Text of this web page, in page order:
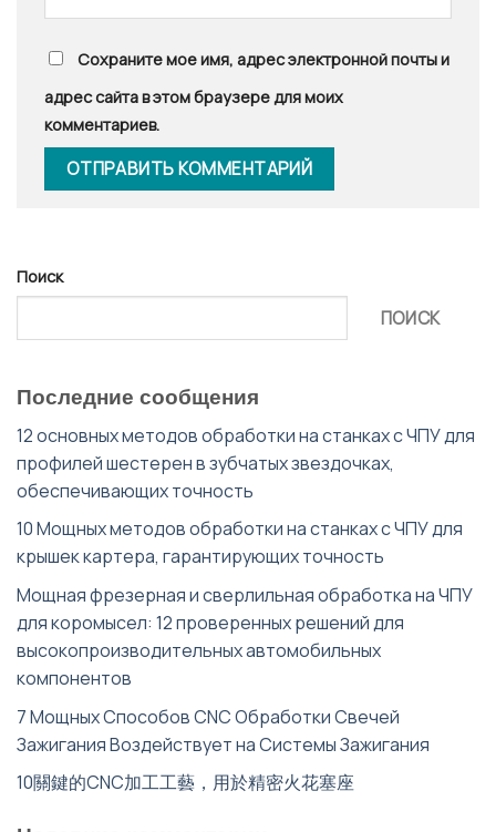
Сохраните мое имя, адрес электронной почты и
адрес сайта в этом браузере для моих
комментариев.
Поиск
ПОИСК
Последние сообщения
12 основных методов обработки на станках с ЧПУ для
профилей шестерен в зубчатых звездочках,
обеспечивающих точность
10 Мощных методов обработки на станках с ЧПУ для
крышек картера, гарантирующих точность
Мощная фрезерная и сверлильная обработка на ЧПУ
для коромысел: 12 проверенных решений для
высокопроизводительных автомобильных
компонентов
7 Мощных Способов CNC Обработки Свечей
Зажигания Воздействует на Системы Зажигания
10關鍵的CNC加工工藝，用於精密火花塞座